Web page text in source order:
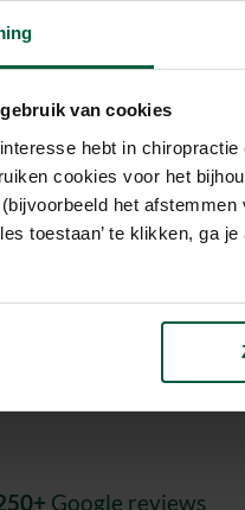
van cookies
hebt in
cookies voor het
het
toestaan’ te klikken,
010 - 200 41 55
Stuur een WhatsApp
Stel een vraag
Plan een afspraak
3056 JR Rotterdam
We zitten in het gebouw
MyLife Rotterdam 1e
Google reviews